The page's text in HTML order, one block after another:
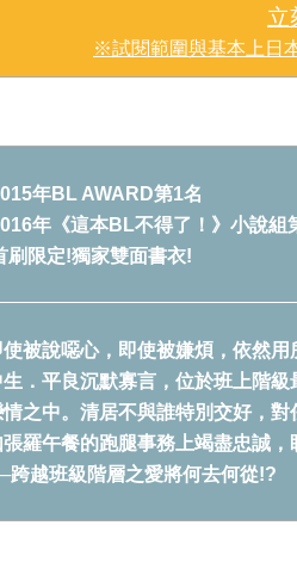
立
※試閱範圍與基本上日
年BL AWARD第1名
年《這本BL不得了！》小說組
限定!獨家雙面書衣!
使被說噁心，即使被嫌煩，依然用
．平良沉默寡言，位於班上階
情之中。清居不與誰特別交好，
羅午餐的跑腿事務上竭盡忠誠
跨越班級階層之愛將何去何從!?